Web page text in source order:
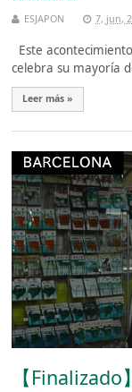
ESJAPON 7, jun,
Este
celebra su mayoría
Leer más »
【